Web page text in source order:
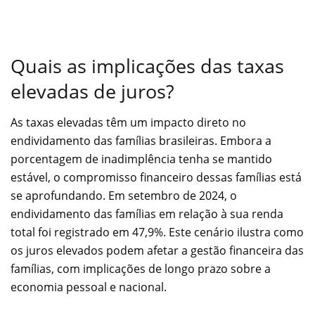
Quais as implicações das taxas
elevadas de juros?
As taxas elevadas têm um impacto direto no
endividamento das famílias brasileiras. Embora a
porcentagem de inadimplência tenha se mantido
estável, o compromisso financeiro dessas famílias está
se aprofundando. Em setembro de 2024, o
endividamento das famílias em relação à sua renda
total foi registrado em 47,9%. Este cenário ilustra como
os juros elevados podem afetar a gestão financeira das
famílias, com implicações de longo prazo sobre a
economia pessoal e nacional.